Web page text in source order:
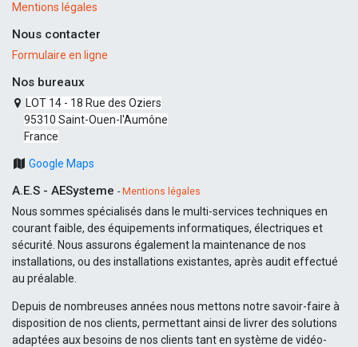
Mentions légales
Nous contacter
Formulaire en ligne
Nos bureaux
LOT 14 - 18 Rue des Oziers
95310 Saint-Ouen-l'Aumône
France
Google Maps
A.E.S - AESysteme - Mentions légales
Nous sommes spécialisés dans le multi-services techniques en
courant faible, des équipements informatiques, électriques et
sécurité. Nous assurons également la maintenance de nos
installations, ou des installations existantes, après audit effectué
au préalable.
Depuis de nombreuses années nous mettons notre savoir-faire à
disposition de nos clients, permettant ainsi de livrer des solutions
adaptées aux besoins de nos clients tant en système de vidéo-